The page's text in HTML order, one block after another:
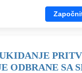
ODBRANE SA